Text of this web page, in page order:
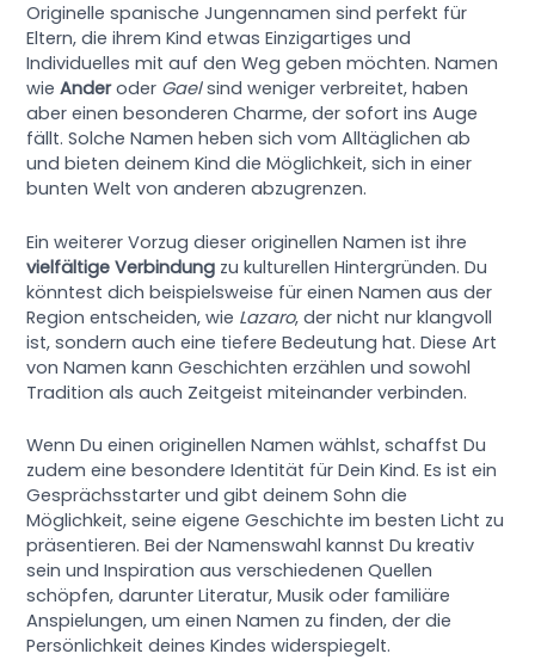
Originelle spanische Jungennamen sind perfekt für
Eltern, die ihrem Kind etwas Einzigartiges und
Individuelles mit auf den Weg geben möchten. Namen
wieAnderoder Gaelsind weniger verbreitet, haben
aber einen besonderen Charme, der sofort ins Auge
fällt. Solche Namen heben sich vom Alltäglichen ab
und bieten deinem Kind die Möglichkeit, sich in einer
bunten Welt von anderen abzugrenzen.
Ein weiterer Vorzug dieser originellen Namen ist ihre
vielfältige Verbindung zu kulturellen Hintergründen. Du
könntest dich beispielsweise für einen Namen aus der
Region entscheiden, wie Lazaro, der nicht nur klangvoll
ist, sondern auch eine tiefere Bedeutung hat. Diese Art
von Namen kann Geschichten erzählen und sowohl
Tradition als auch Zeitgeist miteinander verbinden.
Wenn Du einen originellen Namen wählst, schaffst Du
zudem eine besondere Identität für Dein Kind. Es ist ein
Gesprächsstarter und gibt deinem Sohn die
Möglichkeit, seine eigene Geschichte im besten Licht zu
präsentieren. Bei der Namenswahl kannst Du kreativ
sein und Inspiration aus verschiedenen Quellen
schöpfen, darunter Literatur, Musik oder familiäre
Anspielungen, um einen Namen zu finden, der die
Persönlichkeit deines Kindes widerspiegelt.